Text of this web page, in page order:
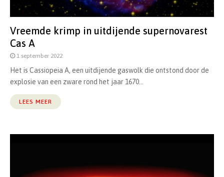
Vreemde krimp in uitdijende supernovarest
Cas A
1 september 2022
Het is Cassiopeia A, een uitdijende gaswolk die ontstond door de
explosie van een zware rond het jaar 1670...
LEES MEER